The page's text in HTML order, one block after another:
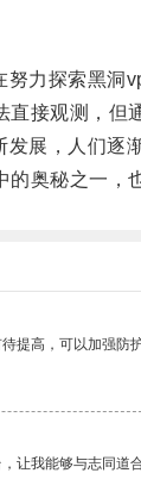
探索黑洞vp
观测，但通
，人们逐渐
奥秘之一，也
提高，可以加强防
让我能够与志同道